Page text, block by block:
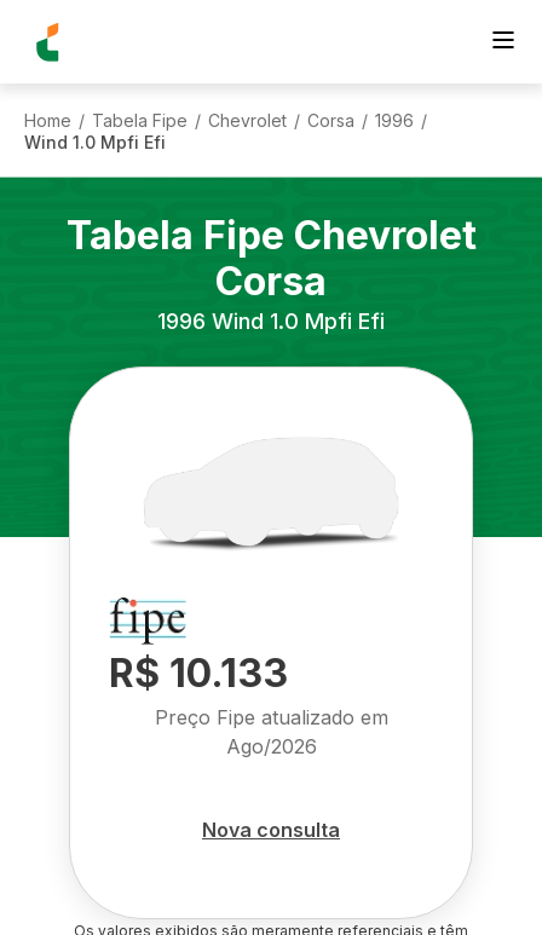
Home / Tabela Fipe / Chevrolet / Corsa / 1996 /
Wind 1.0 Mpfi Efi
Tabela Fipe Chevrolet
Corsa
1996 Wind 1.0 Mpfi Efi
R$ 10.133
Preço Fipe atualizado em
Ago/2026
Nova consulta
Os valores exibidos são meramente referenciais e têm